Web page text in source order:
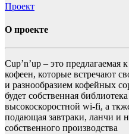
Проект
О проекте
Cup’n’up – это предлагаемая
кофеен, которые встречают
и разнообразием кофейных
будет собственная
высокоскоростной wi-fi, а
подающая завтраки, ланчи и
собственного производства